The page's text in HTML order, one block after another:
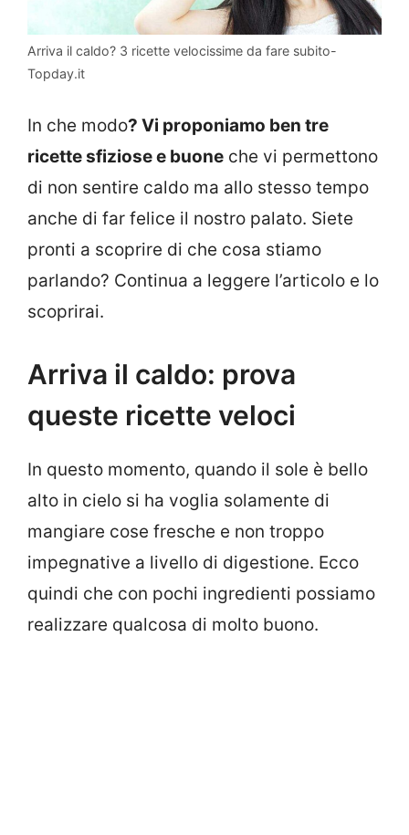
Arriva il caldo? 3 ricette velocissime da fare subito-
Topday.it
In che modo? Vi proponiamo ben tre
ricette sfiziose e buone che vi permettono
di non sentire caldo ma allo stesso tempo
anche di far felice il nostro palato. Siete
pronti a scoprire di che cosa stiamo
parlando? Continua a leggere l’articolo e lo
scoprirai.
Arriva il caldo: prova
queste ricette veloci
In questo momento, quando il sole è bello
alto in cielo si ha voglia solamente di
mangiare cose fresche e non troppo
impegnative a livello di digestione. Ecco
quindi che con pochi ingredienti possiamo
realizzare qualcosa di molto buono.